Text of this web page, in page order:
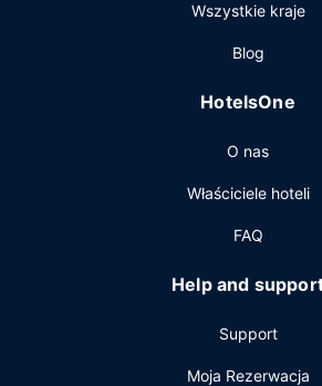
Pozostałe udogodnienia
Recepcja jest czynna w określonych
Wszystkie kraje
Blog
HotelsOne
O nas
Właściciele hoteli
FAQ
Help and
Support
Moja Rezerwacja